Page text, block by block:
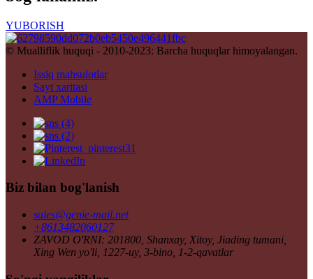
YUBORISH
© Mualliflik huquqi - 2010-2023: Barcha huquqlar himoyalangan.
Issiq mahsulotlar
Sayt xaritasi
AMP Mobile
Biz bilan bog'lanish
sales@genie-mail.net
+8613482060127
ZAVOD O'RNI: 201800, Shanxay, Xitoy, Jiading tumani,
Xing Wen yo'li, 1227-uy, 3-bino, 1-2-qavatlar